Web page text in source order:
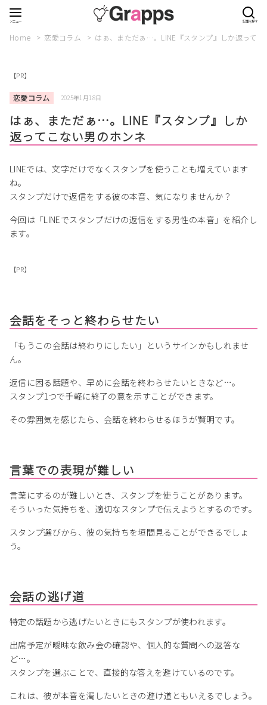
Home 恋愛コラム はぁ、まただぁ…。LINE『スタンプ』しか返ってこ
【PR】
恋愛コラム 2025年1月18日
はぁ、まただぁ…。LINE『スタンプ』しか
返ってこない男のホンネ
LINEでは、文字だけでなくスタンプを使うことも増えています
ね。
スタンプだけで返信をする彼の本音、気になりませんか？
今回は「LINEでスタンプだけの返信をする男性の本音」を紹介し
ます。
【PR】
会話をそっと終わらせたい
「もうこの会話は終わりにしたい」というサインかもしれませ
ん。
返信に困る話題や、早めに会話を終わらせたいときなど…。
スタンプ1つで手軽に終了の意を示すことができます。
その雰囲気を感じたら、会話を終わらせるほうが賢明です。
言葉での表現が難しい
言葉にするのが難しいとき、スタンプを使うことがあります。
そういった気持ちを、適切なスタンプで伝えようとするのです。
スタンプ選びから、彼の気持ちを垣間見ることができるでしょ
う。
会話の逃げ道
特定の話題から逃げたいときにもスタンプが使われます。
出席予定が曖昧な飲み会の確認や、個人的な質問への返答な
ど…。
スタンプを選ぶことで、直接的な答えを避けているのです。
これは、彼が本音を濁したいときの避け道ともいえるでしょう。